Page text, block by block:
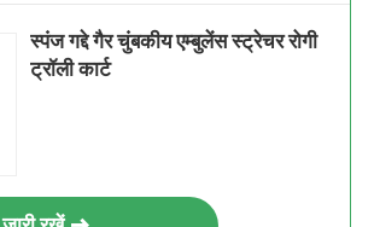
स्पंज गद्दे गैर चुंबकीय एम्बुलेंस स्ट्रेचर रोगी
ट्रॉली कार्ट